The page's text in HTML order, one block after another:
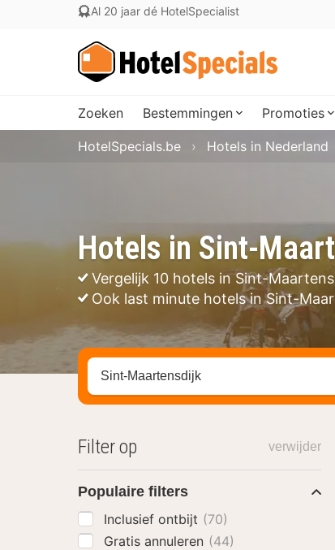
Al 20 jaar dé HotelSpecialist
Zoeken Bestemmingen Promoties
Hotels in Sint-
Vergelijk 10 hotels in Sint-
Ook last minute hotels in Sint-
HotelSpecials.be Hotels in Nederland
Zoek op hotel, regio of stad
Filter op verwijder
Populaire filters
Inclusief ontbijt (70)
Gratis annuleren (44)